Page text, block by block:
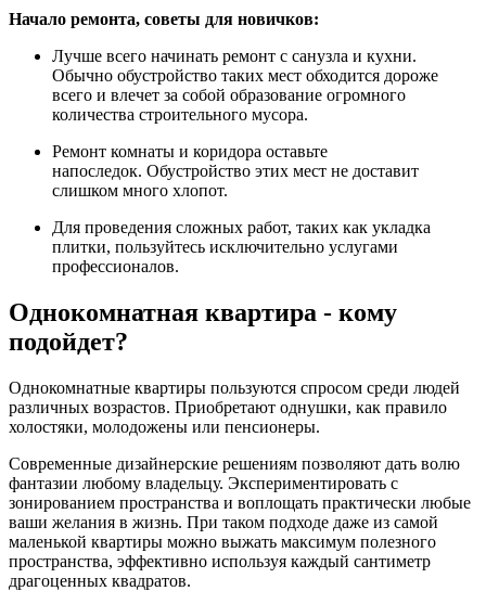
Начало ремонта, советы для новичков:
Лучше всего начинать ремонт с санузла и кухни.
Обычно обустройство таких мест обходится дороже
всего и влечет за собой образование огромного
количества строительного мусора.
Ремонт комнаты и коридора оставьте
напоследок. Обустройство этих мест не доставит
слишком много хлопот.
Для проведения сложных работ, таких как укладка
плитки, пользуйтесь исключительно услугами
профессионалов.
Однокомнатная квартира - кому
подойдет?
Однокомнатные квартиры пользуются спросом среди людей
различных возрастов. Приобретают однушки, как правило
холостяки, молодожены или пенсионеры.
Современные дизайнерские решениям позволяют дать волю
фантазии любому владельцу. Экспериментировать с
зонированием пространства и воплощать практически любые
ваши желания в жизнь. При таком подходе даже из самой
маленькой квартиры можно выжать максимум полезного
пространства, эффективно используя каждый сантиметр
драгоценных квадратов.